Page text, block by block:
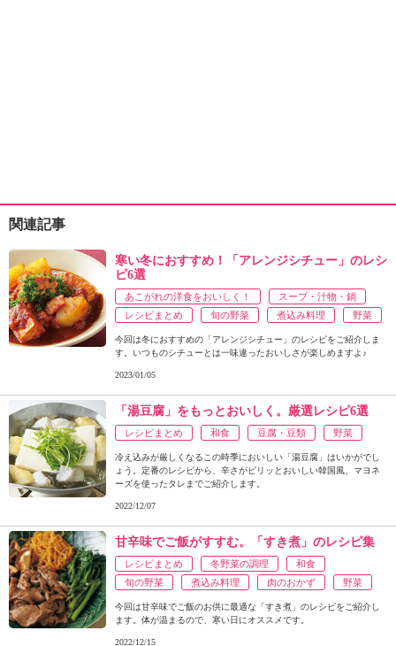
関連記事
寒い冬におすすめ！「アレンジシチュー」のレシ
ピ6選
あこがれの洋食をおいしく！
スープ・汁物・鍋
レシピまとめ
旬の野菜 煮込み料理 野菜
今回は冬におすすめの「アレンジシチュー」のレシピをご紹介しま
す。いつものシチューとは一味違ったおいしさが楽しめますよ♪
2023/01/05
「湯豆腐」をもっとおいしく。厳選レシピ6選
レシピまとめ 和食 豆腐・豆類 野菜
冷え込みが厳しくなるこの時季においしい「湯豆腐」はいかがでし
ょう。定番のレシピから、辛さがピリッとおいしい韓国風、マヨネ
ーズを使ったタレまでご紹介します。
2022/12/07
甘辛味でご飯がすすむ。「すき煮」のレシピ集
レシピまとめ 冬野菜の調理
和食
旬の野菜
煮込み料理 肉のおかず 野菜
今回は甘辛味でご飯のお供に最適な「すき煮」のレシピをご紹介し
ます。体が温まるので、寒い日にオススメです。
2022/12/15